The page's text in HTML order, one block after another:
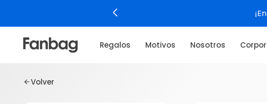
Regalos Motivos Nosotros
Volver